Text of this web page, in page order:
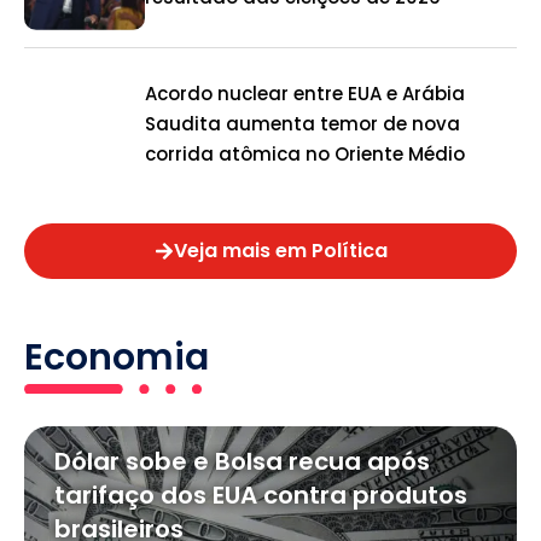
Acordo nuclear entre EUA e Arábia
Saudita aumenta temor de nova
corrida atômica no Oriente Médio
Veja mais em Política
Economia
Dólar sobe e Bolsa recua após
tarifaço dos EUA contra produtos
brasileiros